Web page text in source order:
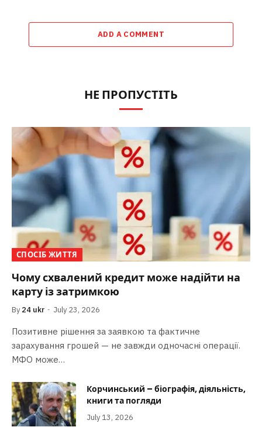
ADD A COMMENT
НЕ ПРОПУСТІТЬ
СПОСІБ ЖИТТЯ
Чому схвалений кредит може надійти на
карту із затримкою
By 24 ukr July 23, 2026
Позитивне рішення за заявкою та фактичне
зарахування грошей — не завжди одночасні операції.
МФО може…
Корчинський – біографія, діяльність,
книги та погляди
July 13, 2026